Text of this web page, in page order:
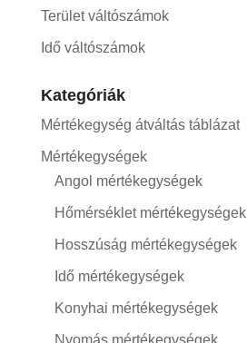
Terület váltószámok
Idő váltószámok
Kategóriák
Mértékegység átváltás táblázat
Mértékegységek
Angol mértékegységek
Hőmérséklet mértékegységek
Hosszúság mértékegységek
Idő mértékegységek
Konyhai mértékegységek
Nyomás mértékegységek